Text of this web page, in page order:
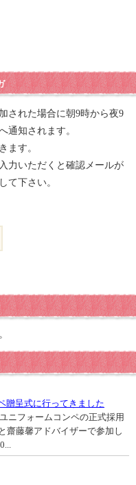
された場合に朝9時から夜9
通知されます。
ます。
力いただくと確認メールが
て下さい。
贈呈式に行ってきました
ニフォームコンペの正式採用
齋藤馨アドバイザーで参加し